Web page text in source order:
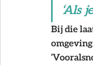
‘Als
Bij die